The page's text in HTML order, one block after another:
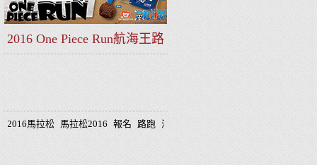
2016 One Piece Run航海王路
跑高雄場 好評不斷 加碼名額
2016馬拉松 馬拉松2016 報名 路跑 海賊王